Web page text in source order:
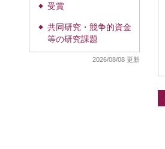
◆ 受賞
◆
共同研究・競争的資金
等の研究課題
2026/08/08 更新